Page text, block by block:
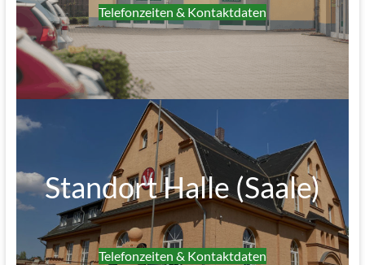
Telefonzeiten & Kontaktdaten
Standort Halle (Saale)
Telefonzeiten & Kontaktdaten